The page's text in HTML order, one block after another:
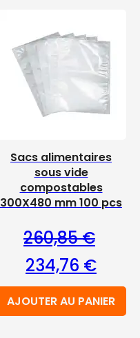
Sacs alimentaires
sous vide
compostables
300X480 mm 100 pcs
260,85€
Le prix initial
234,76 €Le
AJOUTER AU PANIER